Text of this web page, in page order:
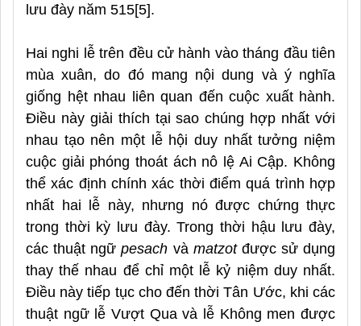
lưu đày năm 515[5].
Hai nghi lễ trên đều cử hành vào tháng đầu tiên
mùa xuân, do đó mang nội dung và ý nghĩa
giống hệt nhau liên quan đến cuộc xuất hành.
Điều này giải thích tại sao chúng hợp nhất với
nhau tạo nên một lễ hội duy nhất tưởng niệm
cuộc giải phóng thoát ách nô lệ Ai Cập. Không
thể xác định chính xác thời điểm quá trình hợp
nhất hai lễ này, nhưng nó được chứng thực
trong thời kỳ lưu đày. Trong thời hậu lưu đày,
các thuật ngữpesach và matzotđược sử dụng
thay thế nhau để chỉ một lễ kỷ niệm duy nhất.
Điều này tiếp tục cho đến thời Tân Ước, khi các
thuật ngữ lễ Vượt Qua và lễ Không men được